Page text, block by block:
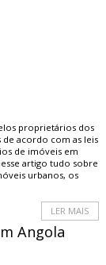
proprietários dos
de acordo com as leis
de imóveis em
artigo tudo sobre
LER MAIS
Angola